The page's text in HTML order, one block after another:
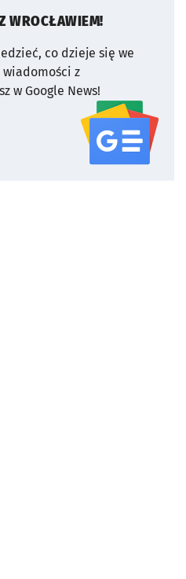
WROCŁAWIEM!
co dzieje się we
wiadomości z
w Google News!
serwisu